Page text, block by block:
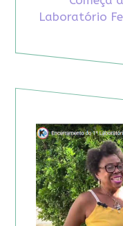
Laboratório